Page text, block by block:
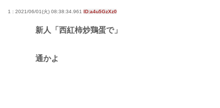
1 : 2021/06/01(火) 08:38:34.961 ID:a4u5GzXz0
新人「西紅柿炒鶏蛋で」
通かよ